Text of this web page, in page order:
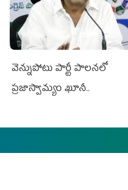
వెన్నుపోటు పార్టీ పాలనలో
ప్రజాస్వామ్యం ఖూనీ..